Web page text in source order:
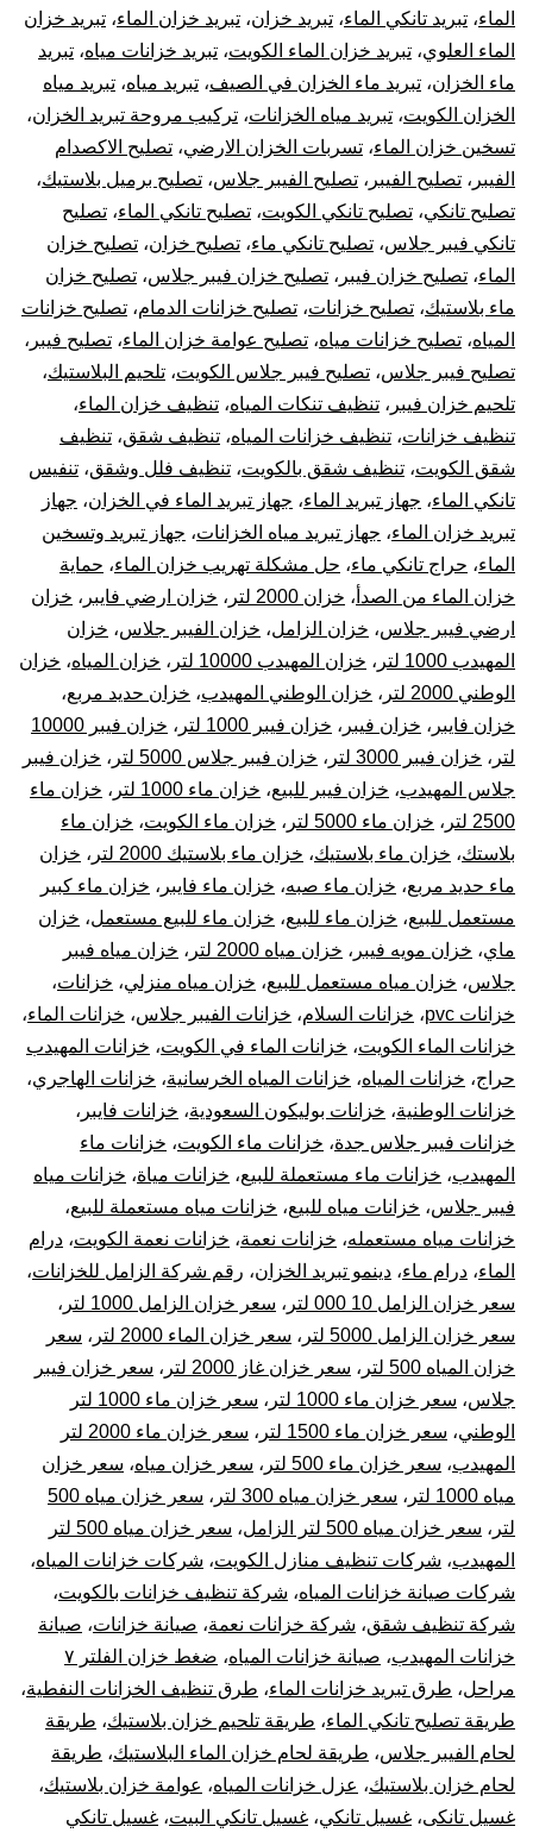
الماء، تبريد تانكي الماء، تبريد خزان، تبريد خزان الماء، تبريد خزان
الماء العلوي، تبريد خزان الماء الكويت، تبريد خزانات مياه، تبريد
ماء الخزان، تبريد ماء الخزان في الصيف، تبريد مياه، تبريد مياه
الخزان الكويت، تبريد مياه الخزانات، تركيب مروحة تبريد الخزان،
تسخين خزان الماء، تسربات الخزان الارضي، تصليح الاكصدام
الفيبر ، تصليح الفيبر ، تصليح الفيبر جلاس، تصليح برميل بلاستيك،
تصليح تانكي، تصليح تانكي الكويت، تصليح تانكي الماء، تصليح
تانكي فيبر جلاس، تصليح تانكي ماء، تصليح خزان، تصليح خزان
الماء، تصليح خزان فيبر ، تصليح خزان فيبر جلاس، تصليح خزان
ماء بلاستيك، تصليح خزانات، تصليح خزانات الدمام، تصليح خزانات
المياه، تصليح خزانات مياه، تصليح عوامة خزان الماء، تصليح فيبر ،
تصليح فيبر جلاس، تصليح فيبر جلاس الكويت، تلحيم البلاستيك،
تلحيم خزان فيبر ، تنظيف تنكات المياه، تنظيف خزان الماء،
تنظيف خزانات، تنظيف خزانات المياه، تنظيف شقق، تنظيف
شقق الكويت، تنظيف شقق بالكويت، تنظيف فلل وشقق، تنفيس
تانكي الماء، جهاز تبريد الماء، جهاز تبريد الماء في الخزان، جهاز
تبريد خزان الماء، جهاز تبريد مياه الخزانات، جهاز تبريد وتسخين
الماء، حراج تانكي ماء، حل مشكلة تهريب خزان الماء، حماية
خزان الماء من الصدأ ، خزان 2000 لتر ، خزان ارضي فايبر ، خزان
ارضي فيبر جلاس، خزان الزامل، خزان الفيبر جلاس، خزان
المهيدب 1000 لتر
، خزان المهيدب 10000 لتر ، خزان المياه، خزان
الوطني 2000 لتر
، خزان الوطني المهيدب، خزان حديد مربع،
خزان فايبر ، خزان فيبر ، خزان فيبر 1000 لتر ،
خزان فيبر 10000
لتر ، خزان فيبر 3000 لتر ، خزان فيبر جلاس 5000 لتر ، خزان فيبر
جلاس المهيدب، خزان فيبر للبيع، خزان ماء 1000 لتر ، خزان ماء
2500 لتر
، خزان ماء 5000 لتر ، خزان ماء الكويت، خزان ماء
بلاستك، خزان ماء بلاستيك، خزان ماء بلاستيك 2000 لتر ، خزان
ماء حديد مربع، خزان ماء صبه، خزان ماء فايبر ، خزان ماء كبير
مستعمل للبيع، خزان ماء للبيع، خزان ماء للبيع مستعمل، خزان
ماي، خزان مويه فيبر ، خزان مياه 2000 لتر ، خزان مياه فيبر
جلاس، خزان مياه مستعمل للبيع، خزان مياه منزلي، خزانات،
خزانات pvc
، خزانات السلام، خزانات الفيبر جلاس، خزانات الماء،
خزانات الماء الكويت، خزانات الماء في الكويت، خزانات المهيدب
حراج، خزانات المياه، خزانات المياه الخرسانية، خزانات الهاجري،
خزانات الوطنية، خزانات بوليكون السعودية، خزانات فايبر ،
خزانات فيبر جلاس جدة، خزانات ماء الكويت، خزانات ماء
المهيدب، خزانات ماء مستعملة للبيع، خزانات مياة، خزانات مياه
فيبر جلاس، خزانات مياه للبيع، خزانات مياه مستعملة للبيع،
خزانات مياه مستعمله، خزانات نعمة، خزانات نعمة الكويت، درام
الماء، درام ماء، دينمو تبريد الخزان، رقم شركة الزامل للخزانات،
سعر خزان الزامل 10 000 لتر
، سعر خزان الزامل 1000 لتر
،
سعر خزان الزامل 5000 لتر
، سعر خزان الماء 2000 لتر ، سعر
خزان المياه 500 لتر
، سعر خزان غاز 2000 لتر ، سعر خزان فيبر
جلاس، سعر خزان ماء 1000 لتر ،
سعر خزان ماء 1000 لتر
الوطني، سعر خزان ماء 1500 لتر ،
سعر خزان ماء 2000 لتر
المهيدب، سعر خزان ماء 500 لتر ، سعر خزان مياه، سعر خزان
مياه 1000 لتر
، سعر خزان مياه 300 لتر ،
سعر خزان مياه 500
لتر ، سعر خزان مياه 500 لتر الزامل ،
سعر خزان مياه 500 لتر
المهيدب، شركات تنظيف منازل الكويت، شركات خزانات المياه،
شركات صيانة خزانات المياه، شركة تنظيف خزانات بالكويت،
شركة تنظيف شقق، شركة خزانات نعمة، صيانة خزانات، صيانة
خزانات المهيدب، صيانة خزانات المياه،
ضغط خزان الفلتر ٧
مراحل، طرق تبريد خزانات الماء، طرق تنظيف الخزانات النفطية،
طريقة تصليح تانكي الماء، طريقة تلحيم خزان بلاستيك، طريقة
لحام الفيبر جلاس، طريقة لحام خزان الماء البلاستيك، طريقة
لحام خزان بلاستيك، عزل خزانات المياه، عوامة خزان بلاستيك،
غسيل تانكى، غسيل تانكي، غسيل تانكي البيت، غسيل تانكي